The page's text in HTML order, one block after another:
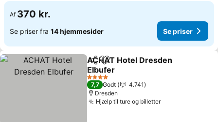
Af 370 kr.
Se priser fra 14 hjemmesider Se priser
Del Føj til favoritter
ACHAT Hotel Dresden
Elbufer
4 Stjerner
7,7 Godt
4.741
Dresden
Hjælp til ture og billetter